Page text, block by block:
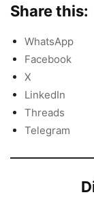
Share this:
WhatsApp
Facebook
X
LinkedIn
Threads
Telegram